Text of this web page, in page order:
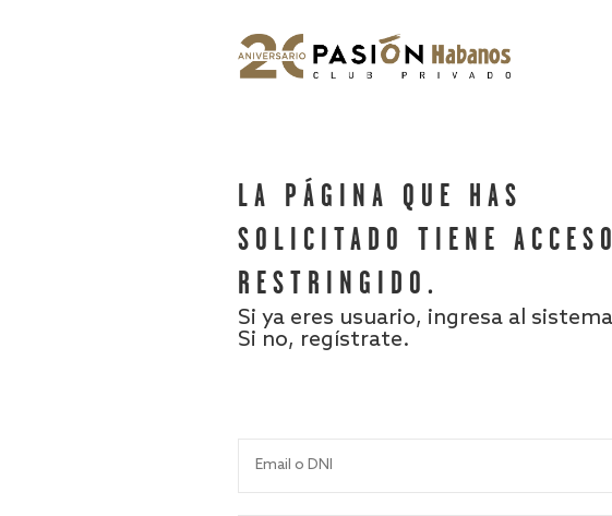
LA PÁGINA QUE HAS
SOLICITADO TIENE ACCESO
RESTRINGIDO.
Si ya eres usuario, ingresa al
Si no, regístrate.